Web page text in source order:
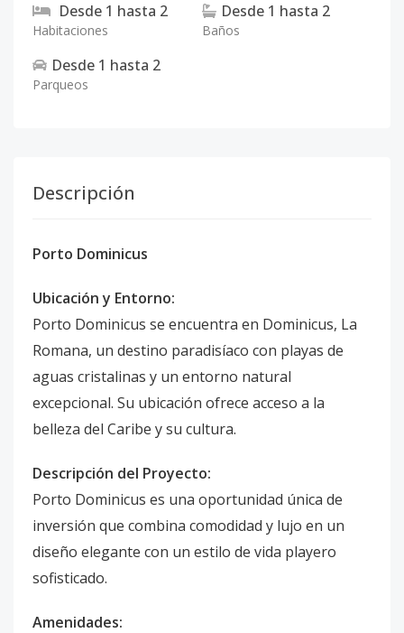
Desde 1 hasta 2
Habitaciones
Desde 1 hasta 2
Baños
Desde 1 hasta 2
Parqueos
Descripción
Porto Dominicus
Ubicación y Entorno:
Porto Dominicus se encuentra en Dominicus, La
Romana, un destino paradisíaco con playas de
aguas cristalinas y un entorno natural
excepcional. Su ubicación ofrece acceso a la
belleza del Caribe y su cultura.
Descripción del Proyecto:
Porto Dominicus es una oportunidad única de
inversión que combina comodidad y lujo en un
diseño elegante con un estilo de vida playero
sofisticado.
Amenidades: